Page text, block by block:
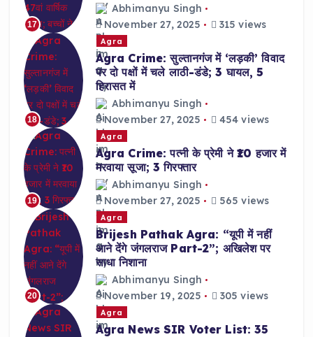
17
Abhimanyu Singh
November 27, 2025
315 views
18
Agra
Agra Crime: सुल्तानगंज में ‘लड़की’ विवाद
पर दो पक्षों में चले लाठी-डंडे; 3 घायल, 5
हिरासत में
Abhimanyu Singh
November 27, 2025
454 views
19
Agra
Agra Crime: पत्नी के प्रेमी ने ₹10 हजार में
मरवाया सूजा; 3 गिरफ्तार
Abhimanyu Singh
November 27, 2025
565 views
20
Agra
Brijesh Pathak Agra: “यूपी में नहीं
आने देंगे जंगलराज Part-2”; अखिलेश पर
साधा निशाना
Abhimanyu Singh
November 19, 2025
305 views
Agra
Agra News SIR Voter List: 35